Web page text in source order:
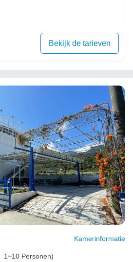
Bekijk de tarieven
Kamerinformatie
1~10 Personen)